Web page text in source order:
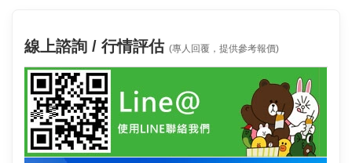
線上諮詢 / 行情評估 (專人回覆，提供參考報價)